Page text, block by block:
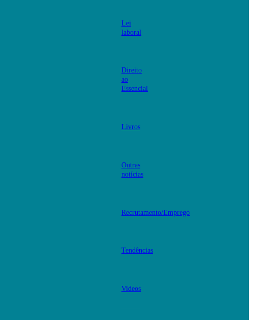
Lei
laboral
Direito
ao
Essencial
Livros
Outras
notícias
Recrutamento/Emprego
Tendências
Videos